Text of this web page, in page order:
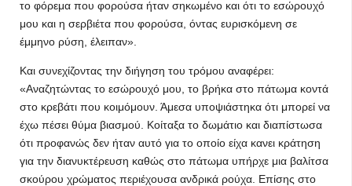
το φόρεμα που φορούσα ήταν σηκωμένο και ότι το εσώρουχό
μου και η σερβιέτα που φορούσα, όντας ευρισκόμενη σε
έμμηνο ρύση, έλειπαν».
Και συνεχίζοντας την διήγηση του τρόμου αναφέρει:
«Αναζητώντας το εσώρουχό μου, το βρήκα στο πάτωμα κοντά
στο κρεβάτι που κοιμόμουν. Άμεσα υποψιάστηκα ότι μπορεί να
έχω πέσει θύμα βιασμού. Κοίταξα το δωμάτιο και διαπίστωσα
ότι προφανώς δεν ήταν αυτό για το οποίο είχα κανει κράτηση
για την διανυκτέρευση καθώς στο πάτωμα υπήρχε μια βαλίτσα
σκούρου χρώματος περιέχουσα ανδρικά ρούχα. Επίσης στο